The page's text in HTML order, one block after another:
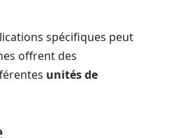
spécifiques peut
offrent des
unités de